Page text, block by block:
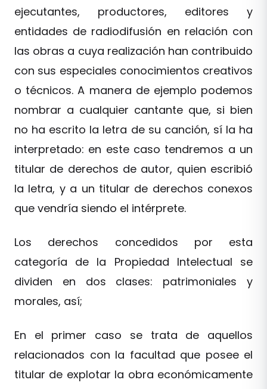
ejecutantes, productores, editores y
entidades de radiodifusión en relación con
las obras a cuya realización han contribuido
con sus especiales conocimientos creativos
o técnicos. A manera de ejemplo podemos
nombrar a cualquier cantante que, si bien
no ha escrito la letra de su canción, sí la ha
interpretado: en este caso tendremos a un
titular de derechos de autor, quien escribió
la letra, y a un titular de derechos conexos
que vendría siendo el intérprete.
Los derechos concedidos por esta
categoría de la Propiedad Intelectual se
dividen en dos clases: patrimoniales y
morales, así;
En el primer caso se trata de aquellos
relacionados con la facultad que posee el
titular de explotar la obra económicamente